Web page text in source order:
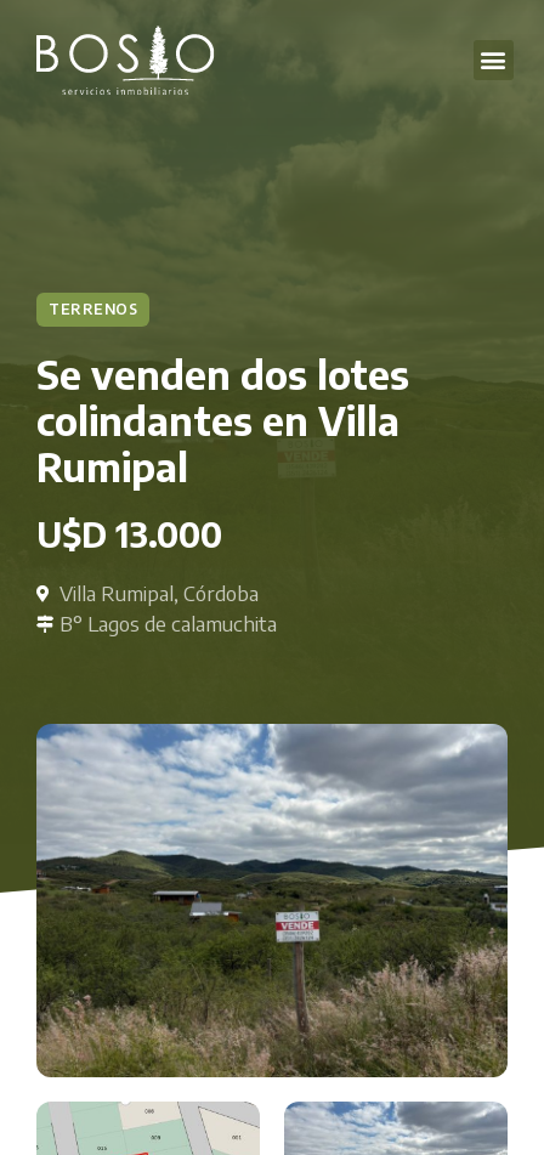
TERRENOS
Se venden dos lotes
colindantes en Villa
Rumipal
U$D 13.000
Villa Rumipal, Córdoba
B° Lagos de calamuchita